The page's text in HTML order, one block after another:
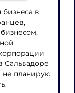
бизнеса в
Сальвадоре
не планирую